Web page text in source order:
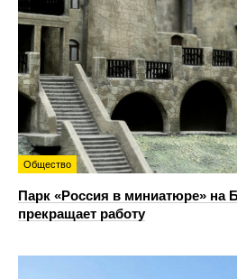
Общество
Парк «Россия в миниатюре» на
прекращает работу